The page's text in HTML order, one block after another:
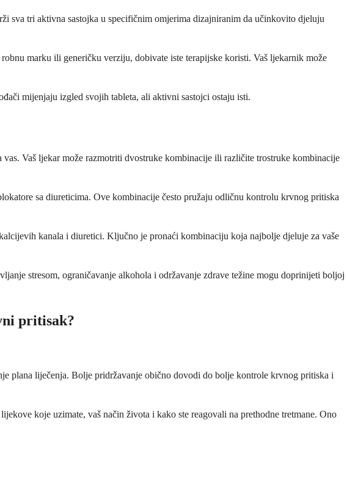
sva tri aktivna sastojka u specifičnim omjerima dizajniranim da učinkovito djeluju
marku ili generičku verziju, dobivate iste terapijske koristi. Vaš ljekarnik može
mijenjaju izgled svojih tableta, ali aktivni sastojci ostaju isti.
Vaš ljekar može razmotriti dvostruke kombinacije ili različite trostruke kombinacije
sa diureticima. Ove kombinacije često pružaju odličnu kontrolu krvnog pritiska
kanala i diuretici. Ključno je pronaći kombinaciju koja najbolje djeluje za vaše
stresom, ograničavanje alkohola i održavanje zdrave težine mogu doprinijeti boljoj
pritisak?
plana liječenja. Bolje pridržavanje obično dovodi do bolje kontrole krvnog pritiska i
koje uzimate, vaš način života i kako ste reagovali na prethodne tretmane. Ono